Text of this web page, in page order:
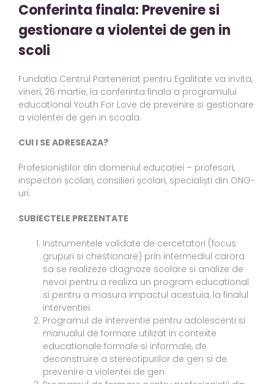
Conferinta finala: Prevenire si
gestionare a violentei de gen in
scoli
Fundatia Centrul Parteneriat pentru Egalitate va invita,
vineri, 26 martie, la conferinta finala a programului
educational Youth For Love de prevenire si gestionare
a violentei de gen in scoala.
CUI I SE ADRESEAZA?
Profesioniștilor din domeniul educației – profesori,
inspectori școlari, consilieri școlari, specialiști din ONG-
uri.
SUBIECTELE PREZENTATE
Instrumentele validate de cercetatori (focus
grupuri si chestionare) prin intermediul carora
sa se realizeze diagnoze scolare si analize de
nevoi pentru a realiza un program educational
si pentru a masura impactul acestuia, la finalul
interventiei.
Programul de interventie pentru adolescenti si
manualul de formare utilizat in contexte
educationale formale si informale, de
deconstruire a stereotipurilor de gen si de
prevenire a violentei de gen.